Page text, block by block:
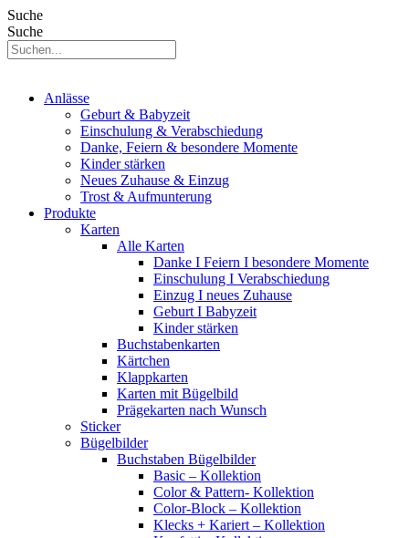
Suche
Suche
Anlässe
Geburt & Babyzeit
Einschulung & Verabschiedung
Danke, Feiern & besondere Momente
Kinder stärken
Neues Zuhause & Einzug
Trost & Aufmunterung
Produkte
Karten
Alle Karten
Danke I Feiern I besondere Momente
Einschulung I Verabschiedung
Einzug I neues Zuhause
Geburt I Babyzeit
Kinder stärken
Buchstabenkarten
Kärtchen
Klappkarten
Karten mit Bügelbild
Prägekarten nach Wunsch
Sticker
Bügelbilder
Buchstaben Bügelbilder
Basic – Kollektion
Color & Pattern- Kollektion
Color-Block – Kollektion
Klecks + Kariert – Kollektion